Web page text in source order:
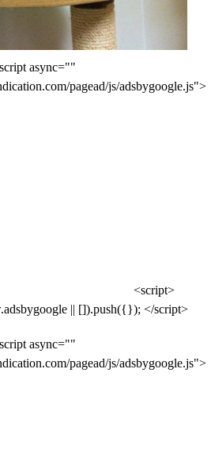
async=""
pagead/js/adsbygoogle.js">
<script>
|| []).push({}); </script>
async=""
pagead/js/adsbygoogle.js">